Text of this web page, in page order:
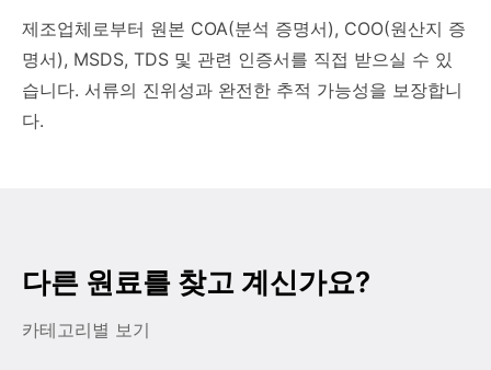
제조업체로부터 원본 COA(분석 증명서), COO(원산지 증
명서), MSDS, TDS 및 관련 인증서를 직접 받으실 수 있
습니다. 서류의 진위성과 완전한 추적 가능성을 보장합니
다.
다른 원료를 찾고 계신가요?
카테고리별 보기